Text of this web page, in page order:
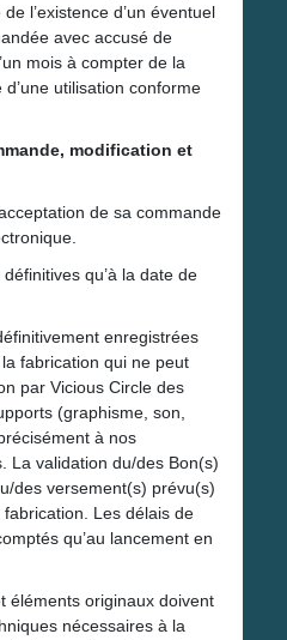
l’existence d’un éventuel
avec accusé de
mois à compter de la
utilisation conforme
modification et
de sa commande
qu’à la date de
enregistrées
fabrication qui ne peut
par Vicious Circle des
(graphisme, son,
à nos
La validation du/des Bon(s)
des versement(s) prévu(s)
Les délais de
qu’au lancement en
éléments originaux doivent
nécessaires à la